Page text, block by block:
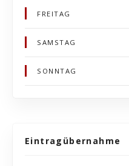
FREITAG
SAMSTAG
SONNTAG
Eintragübernahme